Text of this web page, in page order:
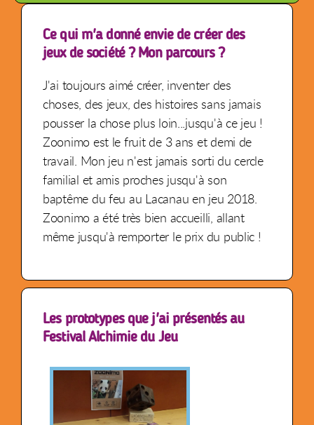
Ce qui m'a donné envie de créer des
jeux de société ? Mon parcours ?
J'ai toujours aimé créer, inventer des
choses, des jeux, des histoires sans jamais
pousser la chose plus loin...jusqu'à ce jeu !
Zoonimo est le fruit de 3 ans et demi de
travail. Mon jeu n'est jamais sorti du cercle
familial et amis proches jusqu'à son
baptême du feu au Lacanau en jeu 2018.
Zoonimo a été très bien accueilli, allant
même jusqu'à remporter le prix du public !
Les prototypes que j'ai présentés au
Festival Alchimie du Jeu